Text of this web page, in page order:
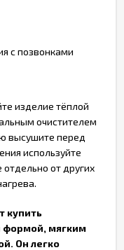
с позвонками
изделие тёплой
очистителем
высушите перед
используйте
от других
купить
формой, мягким
Он легко